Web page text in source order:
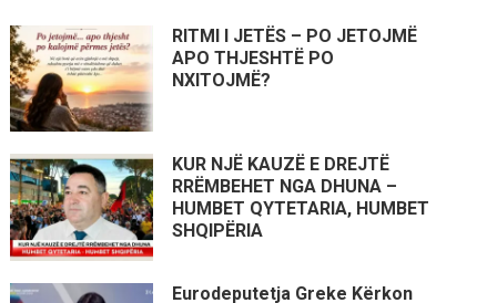
RITMI I JETËS – PO JETOJMË
APO THJESHTË PO
NXITOJMË?
KUR NJË KAUZË E DREJTË
RRËMBEHET NGA DHUNA –
HUMBET QYTETARIA, HUMBET
SHQIPËRIA
Eurodeputetja Greke Kërkon